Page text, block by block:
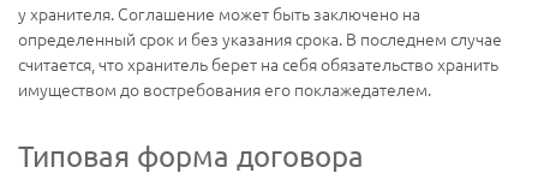
у хранителя. Соглашение может быть заключено на
определенный срок и без указания срока. В последнем случае
считается, что хранитель берет на себя обязательство хранить
имуществом до востребования его поклажедателем.
Типовая форма договора